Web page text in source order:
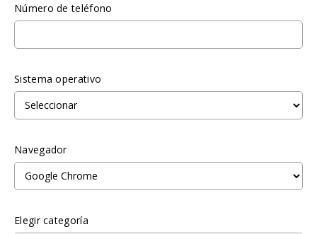
Número de teléfono
Sistema operativo
Navegador
Elegir categoría